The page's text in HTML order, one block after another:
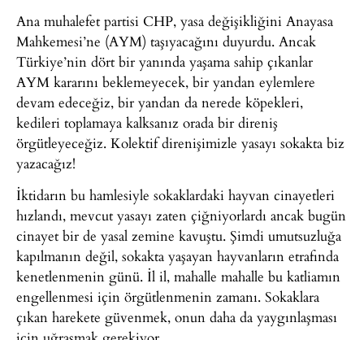
Ana muhalefet partisi CHP, yasa değişikliğini Anayasa
Mahkemesi’ne (AYM) taşıyacağını duyurdu. Ancak
Türkiye’nin dört bir yanında yaşama sahip çıkanlar
AYM kararını beklemeyecek, bir yandan eylemlere
devam edeceğiz, bir yandan da nerede köpekleri,
kedileri toplamaya kalksanız orada bir direniş
örgütleyeceğiz. Kolektif direnişimizle yasayı sokakta biz
yazacağız!
İktidarın bu hamlesiyle sokaklardaki hayvan cinayetleri
hızlandı, mevcut yasayı zaten çiğniyorlardı ancak bugün
cinayet bir de yasal zemine kavuştu. Şimdi umutsuzluğa
kapılmanın değil, sokakta yaşayan hayvanların etrafında
kenetlenmenin günü. İl il, mahalle mahalle bu katliamın
engellenmesi için örgütlenmenin zamanı. Sokaklara
çıkan harekete güvenmek, onun daha da yaygınlaşması